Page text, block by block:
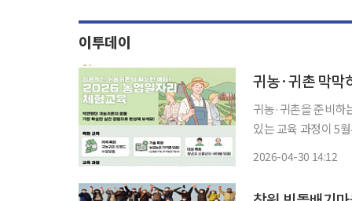
이투데이
귀농·귀촌 막막
귀농·귀촌을 준비하
있는 교육 과정이 5
2026-04-30 14:12